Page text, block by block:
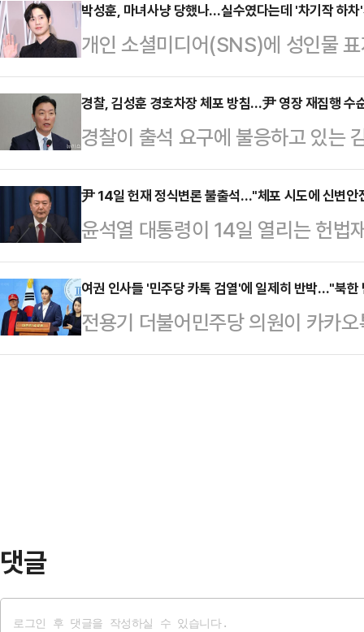
로 일부 중도층이 국민의힘으로 넘
일각에서 극단적 색채가 담긴 모습
것이란 걱정이 나오고 있어서다.데
6~7일 이틀간 100% 무선 ARS 방
의힘을 지지한다는 응답은 41.0%
선 것으로 조사됐다. …
박성훈, 마녀사냥 당했나…실수였다는데 '차기작 하차
개인 소셜미디어(SNS)에 성인물
차기작 ‘폭군의 셰프’에서 하차하
으킨 대가’라는 지적이 나오는가 하
지 했는데 마녀사냥을 당한 것’이
면 박성훈의 소속사 BH엔터테인먼
곤 측은 “논의 끝에 함께하기 어렵
프’는 프렌치 레스토랑 셰프가 시
지는 이야기를 그…
경찰, 김성훈 경호차장 체포 방침…尹 영장 재집행 수
경찰이 출석 요구에 불응하고 있는
병 확보에 나선다. 박종준 전 경호
있어 경호처 넘버 1, 2에 대한 신병
측이다.12일 연합뉴스에 따르면 이
집행방해 등 혐의로 검찰에 김 차장
장 신청 여부에 대해선 "확인할 수
처장의 사퇴로 경호처장 직무대행
방어전을 책임…
尹 14일 헌재 정식변론 불출석…"체포 시도에 신변안
윤석열 대통령이 14일 열리는 헌법
는 방침을 변호인을 통해 밝혔다.
체포영장 집행 시도로 신변 안전이
인 윤갑근 변호사는 12일 언론 공
일괄 지정했고, 대통령은 적정시기
여권 인사들 '민주당 카톡 검열'에 일제히 반박…"북한
전용기 더불어민주당 의원이 카카
전 관련 가짜뉴스를 퍼 나를 경우,
댓글